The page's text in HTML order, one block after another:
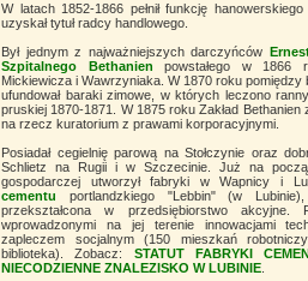
W latach 1852-1866 pełnił funkcję
uzyskał tytuł radcy handlowego.
Był jednym z najważniejszych darczyńców
Szpitalnego Bethanien
powstałego w 1866
Mickiewicza i Wawrzyniaka. W 1870 roku pomiędzy
ufundował baraki zimowe, w których leczono
pruskiej 1870-1871. W 1875 roku Zakład
na rzecz kuratorium z prawami korporacyjnymi.
Posiadał cegielnię parową na Stołczynie oraz
Schlietz na Rugii i w Szczecinie. Już na
gospodarczej utworzył fabryki w Wapnicy i
cementu portlandzkiego "Lebbin" (w
przekształcona w przedsiębiorstwo
wprowadzonymi na jej terenie innowacjami
zapleczem socjalnym (150 mieszkań
biblioteka). Zobacz: STATUT FABRYKI
NIECODZIENNE ZNALEZISKO W LUBINIE